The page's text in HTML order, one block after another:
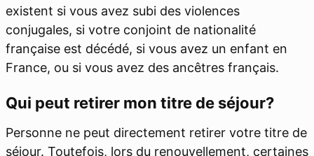
existent si vous avez subi des violences
conjugales, si votre conjoint de nationalité
française est décédé, si vous avez un enfant en
France, ou si vous avez des ancêtres français.
Qui peut retirer mon titre de séjour?
Personne ne peut directement retirer votre titre de
séjour. Toutefois, lors du renouvellement, certaines